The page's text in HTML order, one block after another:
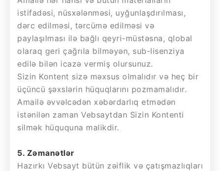
istifadəsi, nüsxələnməsi, uyğunlaşdırılması,
dərc edilməsi, tərcümə edilməsi və
paylaşılması ilə bağlı qeyri-müstəsna, qlobal
olaraq geri çağrıla bilməyən, sub-lisenziya
edilə bilən icazə vermiş olursunuz.
Sizin Kontent sizə məxsus olmalıdır və heç bir
üçüncü şəxslərin hüquqlarını pozmamalıdır.
Amailə əvvəlcədən xəbərdarlıq etmədən
istənilən zaman Vebsaytdan Sizin Kontenti
silmək hüququna malikdir.
5. Zəmanətlər
Hazırkı Vebsayt bütün zəiflik və çatışmazlıqları